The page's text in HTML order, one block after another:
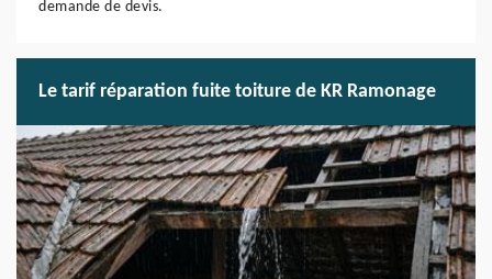
demande de devis.
Le tarif réparation fuite toiture de KR Ramonage